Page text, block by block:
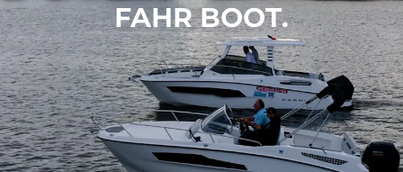
FAHR BOOT.